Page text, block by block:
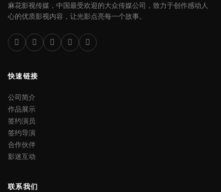
麻花影视传媒，中国最受欢迎的大众传媒公司，致力于创作感动人
心的优质影视内容，让光影点亮每一个故事。
快速链接
公司简介
作品展示
签约演员
签约导演
合作伙伴
影迷互动
联系我们